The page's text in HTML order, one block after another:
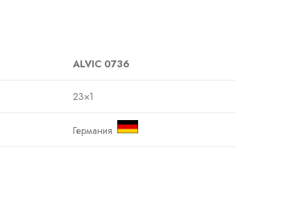
ALVIC 0736
23×1
Германия